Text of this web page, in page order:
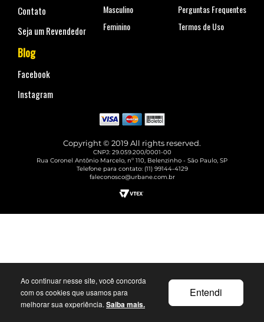
Ao continuar nesse site, você concorda
com os cookies que usamos para
melhorar sua experiência. Saiba mais.
Entendi
Contato
Seja um Revendedor
Blog
Facebook
Instagram
Masculino
Feminino
Perguntas Frequentes
Termos de Uso
Copyright © 2019 All rights reserved.
CNPJ: 29.059.200/0001-00
Rua Coronel Antônio Marcelo, nº 110, Belenzinho - São Paulo, SP
Telefone para contato: (11) 99144-4129
faleconosco@urbane.com.br